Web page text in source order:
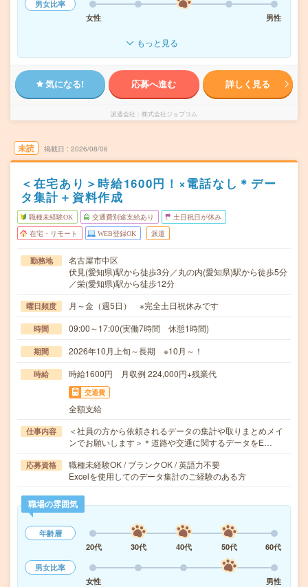
男女比率
女性
男性
もっと見る
気になる! 応募へ進む 詳しく見る
派遣会社 株式会社ジョブコム
未読 掲載日 2026/08/06
＜在宅あり＞時給1600円！×電話なし＊デー
タ集計＋資料作成
職種未経験OK 交通費別途支給あり 土日祝日が休み
在宅・リモート WEB登録OK 派遣
勤務地
名古屋市中区
伏見(愛知県)駅から徒歩3分／丸の内(愛知県)駅から徒歩5分
／栄(愛知県)駅から徒歩12分
曜日頻度 月～金（週5日） ※完全土日祝休みです
時間 09:00～17:00(実働7時間 休憩1時間)
期間 2026年10月上旬～長期 ※10月～！
時給 時給1600円 月収例 224,000円+残業代
交通費
全額支給
仕事内容
＜社員の方から依頼されるデータの集計や取りまとめメイ
ンでお願いします＞＊道路や交通に関するデータをE…
応募資格
職種未経験OK / ブランクOK / 英語力不要
Excelを使用してのデータ集計のご経験のある方
職場の雰囲気
年齢層
20代
30代 40代 50代
60代
男女比率
女性
男性